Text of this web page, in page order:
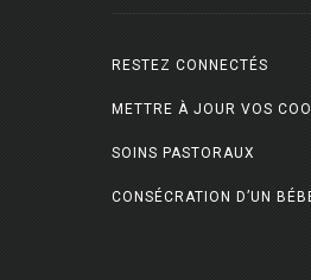
RESTEZ CONNECTÉS
METTRE À JOUR VOS
SOINS PASTORAUX
CONSÉCRATION D’UN